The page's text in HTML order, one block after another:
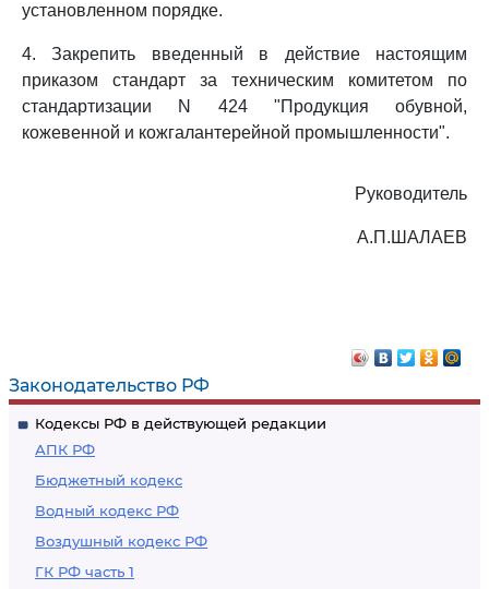
Законодательство РФ
Кодексы РФ в действующей редакции
АПК РФ
Бюджетный кодекс
Водный кодекс РФ
Воздушный кодекс РФ
ГК РФ часть 1
установленном порядке.
4. Закрепить введенный в действие настоящим
приказом стандарт за техническим комитетом по
стандартизации N 424 "Продукция обувной,
кожевенной и кожгалантерейной промышленности".
Руководитель
А.П.ШАЛАЕВ